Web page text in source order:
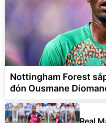
Nottingham Forest
đón Ousmane